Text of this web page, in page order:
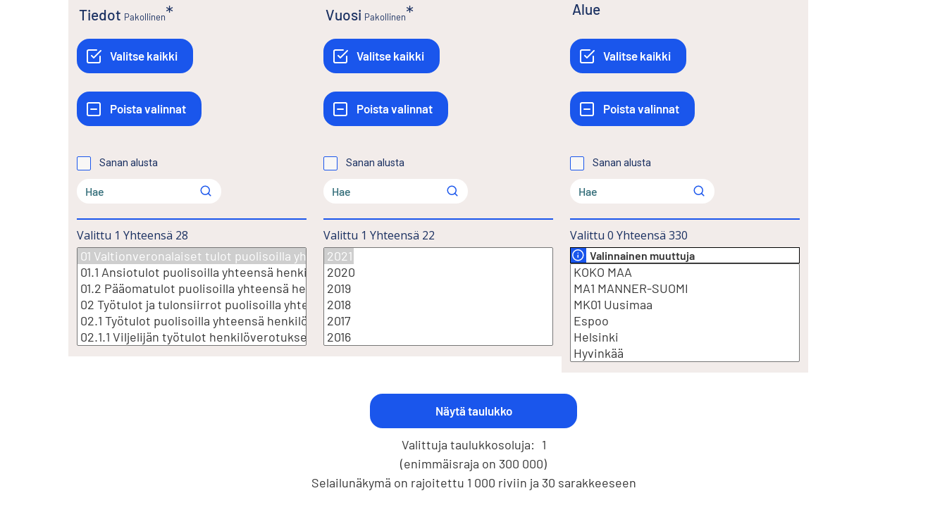
Tiedot Pakollinen
Sanan alusta
Valittu 1 Yhteensä 28
Vuosi Pakollinen
Sanan alusta
Valittu 1 Yhteensä 22
Alue
Sanan alusta
Valittu 0 Yhteensä 330
Valinnainen muuttuja
Valittuja taulukkosoluja: 1
(enimmäisraja on 300 000)
Selailunäkymä on rajoitettu 1 000 riviin ja 30 sarakkeeseen